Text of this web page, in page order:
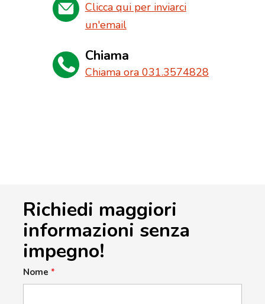
Clicca qui per inviarci
un'email
Chiama
Chiama ora 031.3574828
Richiedi maggiori
informazioni senza
impegno!
Nome *